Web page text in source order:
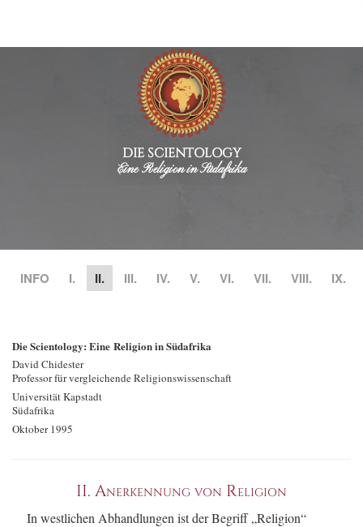
DIE SCIENTOLOGY
Eine Religion in Südafrika
INFO I. II. III. IV. V. VI. VII. VIII. IX.
Die Scientology: Eine Religion in Südafrika
David Chidester
Professor für vergleichende Religionswissenschaft
Universität Kapstadt
Südafrika
Oktober 1995
II. Anerkennung von Religion
In westlichen Abhandlungen ist der Begriff „Religion“